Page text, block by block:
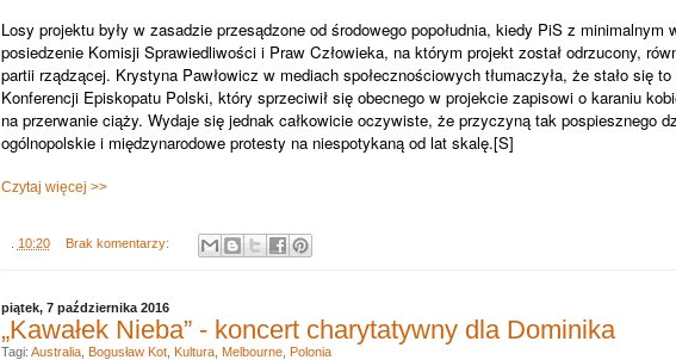
Losy projektu były w zasadzie przesądzone od środowego popołudnia, kiedy PiS z minimalnym
posiedzenie Komisji Sprawiedliwości i Praw Człowieka, na którym projekt został odrzucony,
partii rządzącej. Krystyna Pawłowicz w mediach społecznościowych tłumaczyła, że stało się
Konferencji Episkopatu Polski, który sprzeciwił się obecnego w projekcie zapisowi o karaniu
na przerwanie ciąży. Wydaje się jednak całkowicie oczywiste, że przyczyną tak pospiesznego
ogólnopolskie i międzynarodowe protesty na niespotykaną od lat skalę.[S]
Czytaj więcej >>
. 10:20 Brak komentarzy:
piątek, 7 października 2016
„Kawałek Nieba” - koncert charytatywny dla Dominika
Tagi: Australia, Bogusław Kot, Kultura, Melbourne, Polonia